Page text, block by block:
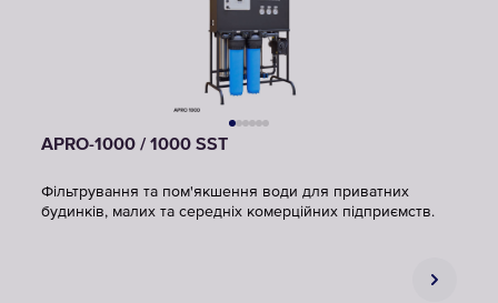
APRO-1000 / 1000 SST
Фільтрування та пом'якшення води для приватних
будинків, малих та середніх комерційних підприємств.